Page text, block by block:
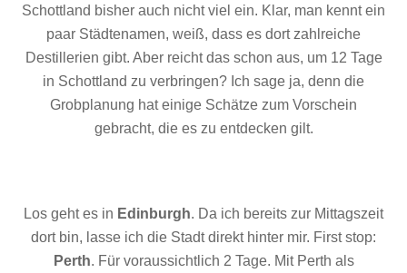
Schottland bisher auch nicht viel ein. Klar, man kennt ein
paar Städtenamen, weiß, dass es dort zahlreiche
Destillerien gibt. Aber reicht das schon aus, um 12 Tage
in Schottland zu verbringen? Ich sage ja, denn die
Grobplanung hat einige Schätze zum Vorschein
gebracht, die es zu entdecken gilt.
Los geht es in Edinburgh. Da ich bereits zur Mittagszeit
dort bin, lasse ich die Stadt direkt hinter mir. First stop:
Perth. Für voraussichtlich 2 Tage. Mit Perth als